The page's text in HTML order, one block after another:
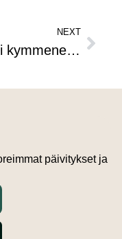
NEXT
Kuusi kymmenestä shoppailee verkossa joka kuukausi
päivitykset ja